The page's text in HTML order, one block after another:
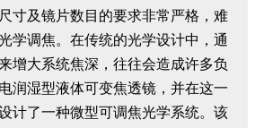
寸及镜片数目的要求非常严格，难
学调焦。在传统的光学设计中，通
增大系统焦深，往往会造成许多负
润湿型液体可变焦透镜，并在这一
计了一种微型可调焦光学系统。该